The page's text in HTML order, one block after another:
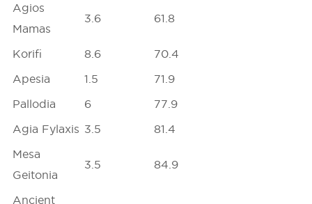
Agios
Mamas
3.6 61.8
Korifi 8.6
70.4
Apesia
1.5
71.9
Pallodia
6
77.9
Agia Fylaxis 3.5
81.4
Mesa
Geitonia
3.5 84.9
Ancient